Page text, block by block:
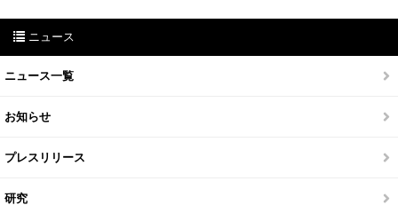
ニュース
ニュース一覧
お知らせ
プレスリリース
研究